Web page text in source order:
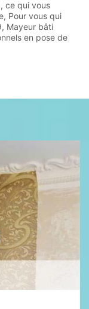
ce qui vous
Pour vous qui
Mayeur bâti
en pose de